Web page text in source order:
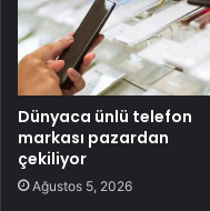
Dünyaca ünlü telefon
markası pazardan
çekiliyor
Ağustos 5, 2026